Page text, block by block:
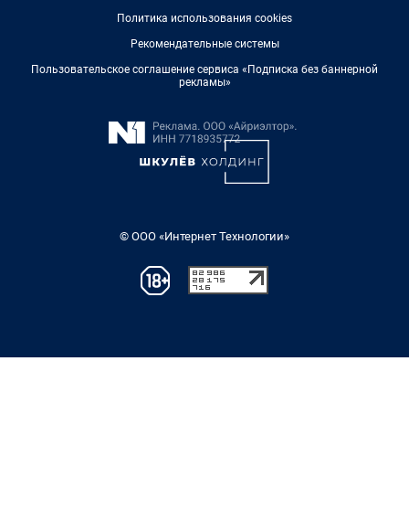
Политика использования cookies
Рекомендательные системы
Пользовательское соглашение сервиса «Подписка без баннерной
рекламы»
© ООО «Интернет Технологии»